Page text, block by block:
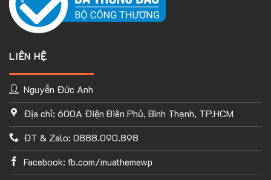
TÙY CHỈNH WEBSITE THEO PHONG CÁCH CỦA BẠN
Với thư viện ứng dụng khổng lồ và UX Builder, bạn có thể tự
tay thiết kế website của mình tùy ý mà không cần đến khả
năng coding. Chỉ cần hình dung ra ý tưởng của mình và
LIÊN HỆ
Nguyễn Đức Anh
Địa chỉ: 600A Điện Biên Phủ, Bình Thạnh, TP.HCM
ĐT & Zalo: 0888.090.898
Facebook: fb.com/muathemewp